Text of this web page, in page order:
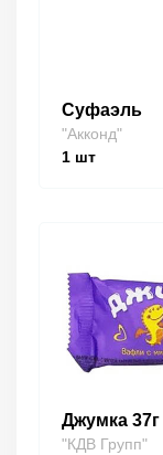
Суфаэль
"Акконд"
1 шт
Джумка 37г
"КДВ Групп"